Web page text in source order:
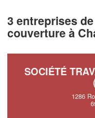
3 entreprises
couverture à
SOCIÉTÉ
1286
✕
vos